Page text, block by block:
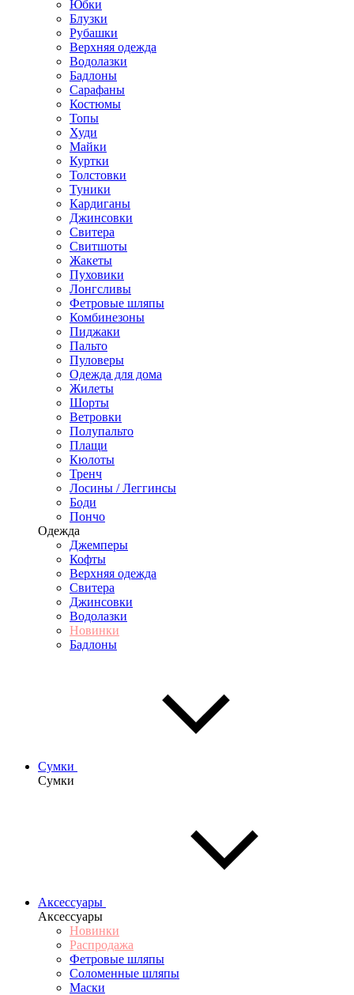
Юбки
Блузки
Рубашки
Верхняя одежда
Водолазки
Бадлоны
Сарафаны
Костюмы
Топы
Худи
Майки
Куртки
Толстовки
Туники
Кардиганы
Джинсовки
Свитера
Свитшоты
Жакеты
Пуховики
Лонгсливы
Фетровые шляпы
Комбинезоны
Пиджаки
Пальто
Пуловеры
Одежда для дома
Жилеты
Шорты
Ветровки
Полупальто
Плащи
Кюлоты
Тренч
Лосины / Леггинсы
Боди
Пончо
Одежда
Джемперы
Кофты
Верхняя одежда
Свитера
Джинсовки
Водолазки
Новинки
Бадлоны
Сумки
Сумки
Аксессуары
Аксессуары
Новинки
Распродажа
Фетровые шляпы
Соломенные шляпы
Маски